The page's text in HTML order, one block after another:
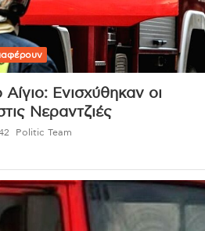
Ενισχύθηκαν οι
Νεραντζιές
Politic Team